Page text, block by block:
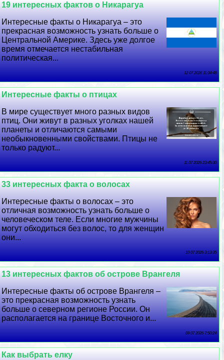
19 интересных фактов о Никарагуа
Интересные факты о Никарагуа – это
прекрасная возможность узнать больше о
Центральной Америке. Здесь уже долгое
время отмечается нестабильная
политическая...
12 07 2026 11:34:48
Интересные факты о птицах
В мире существует много разных видов
птиц. Они живут в разных уголках нашей
планеты и отличаются самыми
необыкновенными свойствами. Птицы не
только радуют...
11 07 2026 23:45:30
33 интересных факта о волосах
Интересные факты о волосах – это
отличная возможность узнать больше о
человеческом теле. Если многие мужчины
могут обходиться без волос, то для женщин
они...
10 07 2026 3:13:35
13 интересных фактов об острове Врангеля
Интересные факты об острове Врангеля –
это прекрасная возможность узнать
больше о северном регионе России. Он
располагается на границе Восточного и...
09 07 2026 7:50:24
Как выбрать елку